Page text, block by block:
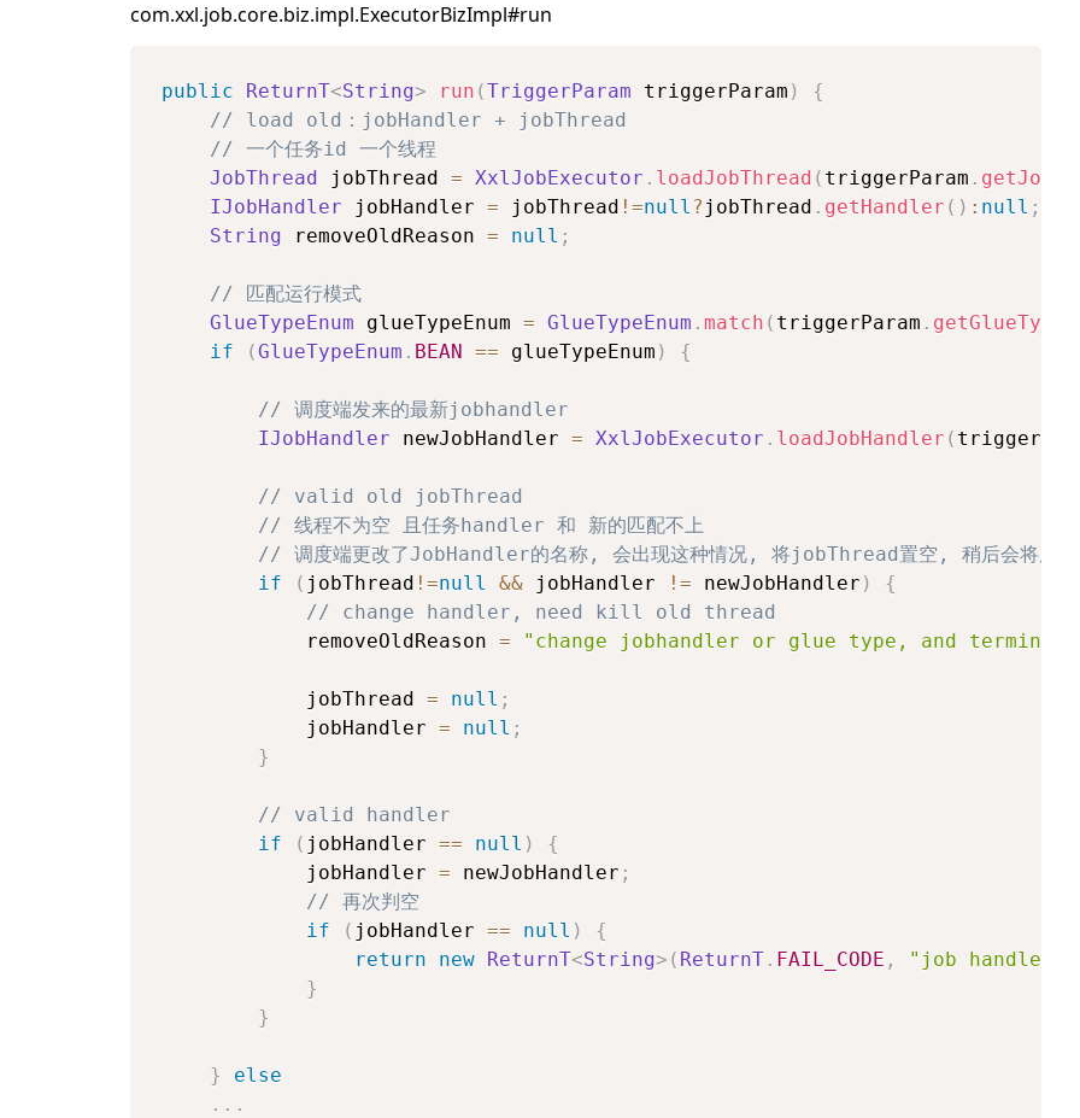
com.xxl.job.core.biz.impl.ExecutorBizImpl#run
public ReturnT<String> run (TriggerParam triggerParam )
{
// load old：jobHandler + jobThread
// 一个任务id 一个线程
JobThread
jobThread = XxlJobExecutor . loadJobThread ( triggerParam . getJobId
IJobHandler jobHandler = jobThread !=null ? jobThread . getHandler ( ) : null ;
String removeOldReason = null ;
// 匹配运行模式
GlueTypeEnum glueTypeEnum = GlueTypeEnum . match ( triggerParam . getGlueType
if
(GlueTypeEnum . BEAN == glueTypeEnum ) {
// 调度端发来的最新jobhandler
IJobHandler newJobHandler = XxlJobExecutor . loadJobHandler (
// valid old jobThread
// 线程不为空 且任务handler 和 新的匹配不上
// 调度端更改了JobHandler的名称, 会出现这种情况, 将jobThread置空, 稍后会将原进
if
( jobThread !=null && jobHandler != newJobHandler )
{
// change handler, need kill old thread
            removeOldReason
= "change jobhandler or glue type, and
            jobThread
= null ;
            jobHandler
= null ;
}
// valid handler
if
( jobHandler == null )
{
            jobHandler
= newJobHandler ;
// 再次判空
if
( jobHandler == null )
{
return
new ReturnT<String> ( ReturnT . FAIL_CODE , "job handler ["
}
}
}
else
. . .